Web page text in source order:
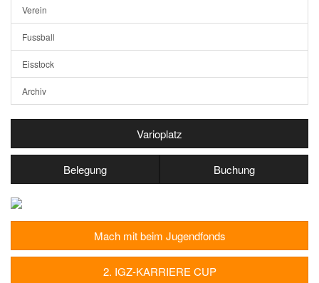
Verein
Fussball
Eisstock
Archiv
Varioplatz
Belegung Buchung
Mach mit beim Jugendfonds
2. IGZ-KARRIERE CUP